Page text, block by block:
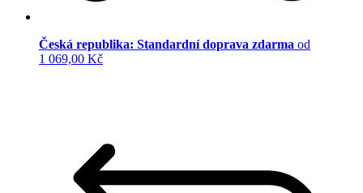
Česká republika: Standardní doprava zdarma od
1 069,00 Kč